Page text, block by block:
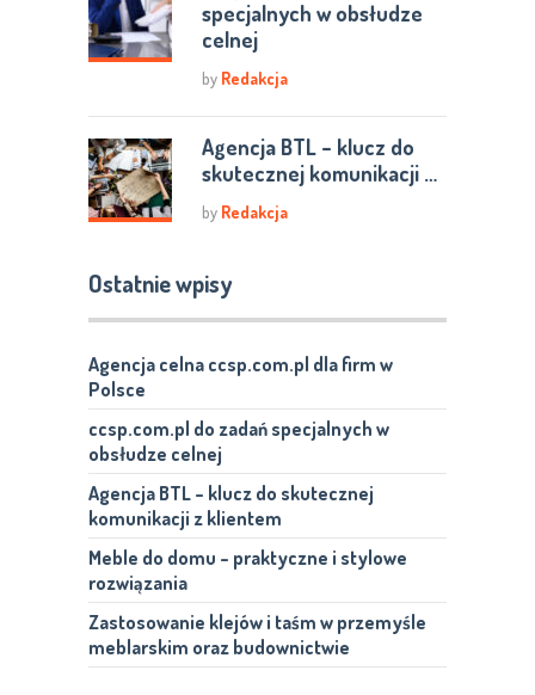
specjalnych w obsłudze
celnej
by Redakcja
Agencja BTL – klucz do
skutecznej komunikacji …
by Redakcja
Ostatnie wpisy
Agencja celna ccsp.com.pl dla firm w
Polsce
ccsp.com.pl do zadań specjalnych w
obsłudze celnej
Agencja BTL – klucz do skutecznej
komunikacji z klientem
Meble do domu – praktyczne i stylowe
rozwiązania
Zastosowanie klejów i taśm w przemyśle
meblarskim oraz budownictwie